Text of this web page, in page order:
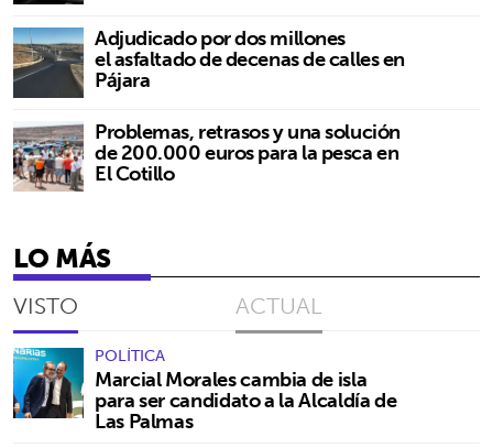
Adjudicado por dos millones
el asfaltado de decenas de calles en
Pájara
Problemas, retrasos y una solución
de 200.000 euros para la pesca en
El Cotillo
LO MÁS
VISTO ACTUAL
POLÍTICA
Marcial Morales cambia de isla
para ser candidato a la Alcaldía de
Las Palmas